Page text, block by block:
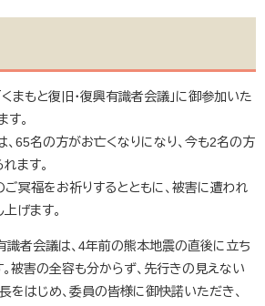
まもと復旧・復興有識者会議」に御参加いた
す。
、65名の方がお亡くなりになり、今も2名の方
ます。
冥福をお祈りするとともに、被害に遭われ
げます。
識者会議は、4年前の熊本地震の直後に立ち
被害の全容も分からず、先行きの見えない
をはじめ、委員の皆様に御快諾いただき、